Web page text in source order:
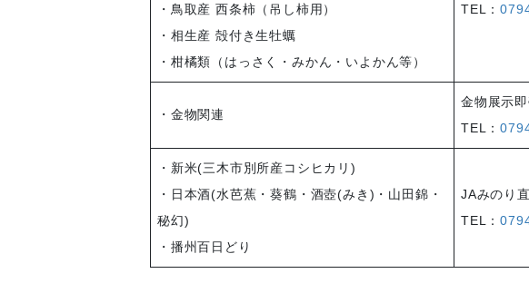
・鳥取産 西条柿（吊し柿用）
・相生産 殻付き生牡蠣
・柑橘類（はっさく・みかん・いよかん等）
TEL：
・金物関連
金物展示
TEL：
・新米(三木市別所産コシヒカリ)
・日本酒(水芭蕉・葵鶴・酒壺(みき)・山田錦・
秘幻)
・播州百日どり
JAみのり
TEL：